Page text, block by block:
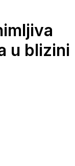
u blizini